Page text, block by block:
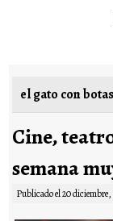
Saltar al
el gato con botas
Cine,
semana
Publicado el20 diciembre,